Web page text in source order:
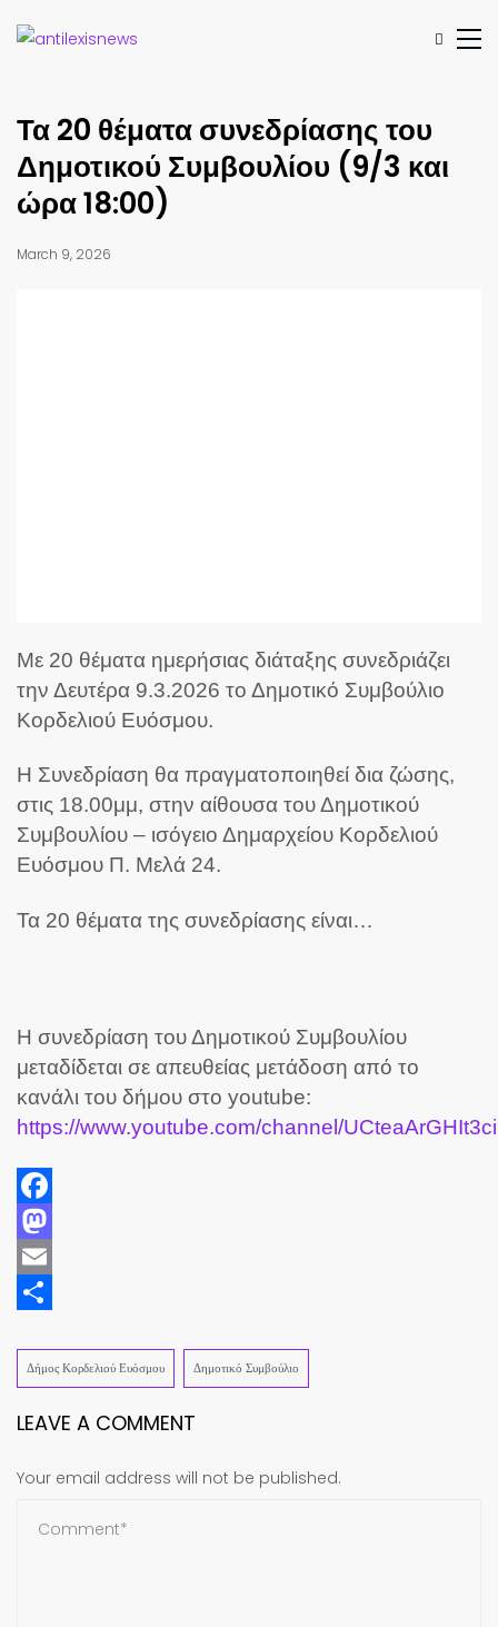
Τα 20 θέματα συνεδρίασης του
Δημοτικού Συμβουλίου (9/3 και
ώρα 18:00)
March 9, 2026
Με 20 θέματα ημερήσιας διάταξης συνεδριάζει
την Δευτέρα 9.3.2026 το Δημοτικό Συμβούλιο
Κορδελιού Ευόσμου.
Η Συνεδρίαση θα πραγματοποιηθεί δια ζώσης,
στις 18.00μμ, στην αίθουσα του Δημοτικού
Συμβουλίου – ισόγειο Δημαρχείου Κορδελιού
Ευόσμου Π. Μελά 24.
Τα 20 θέματα της συνεδρίασης είναι…
Η συνεδρίαση του Δημοτικού Συμβουλίου
μεταδίδεται σε απευθείας μετάδοση από το
κανάλι του δήμου στο youtube:
https://www.youtube.com/channel/
Facebook
Mastodon
Email
Δήμος Κορδελιού Ευόσμου Δημοτικό Συμβούλιο
LEAVE A COMMENT
Your email address will not be published.